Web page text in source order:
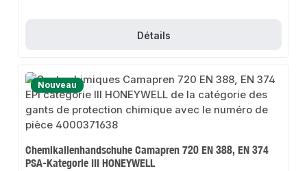
Détails
Nouveau
Chemikalienhandschuhe Camapren 720 EN 388, EN 374
PSA-Kategorie III HONEYWELL